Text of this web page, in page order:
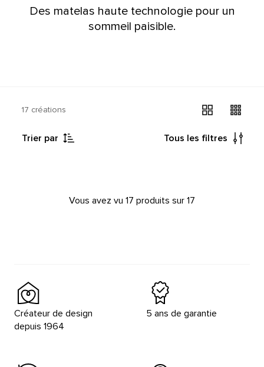
Des matelas haute technologie pour un
sommeil paisible.
17 créations
Trier par Tous les filtres
Vous avez vu 17 produits sur 17
Créateur de design
depuis 1964
5 ans de garantie